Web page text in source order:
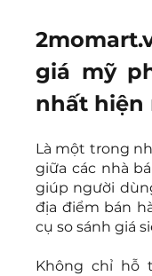
giá mỹ
nhất hiện
Là một trong
giữa các nhà
giúp người
địa điểm bán
cụ so sánh giá
Không chỉ hỗ